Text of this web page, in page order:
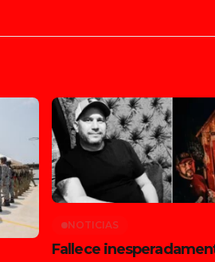
NOTICIAS
Fallece